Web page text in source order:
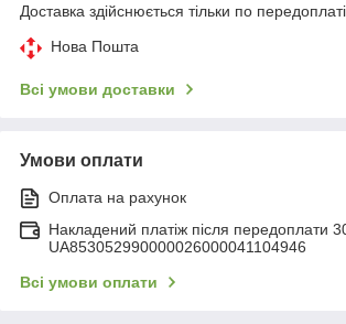
Доставка здійснюється тільки по передоплаті.
Нова Пошта
Всі умови доставки
Умови оплати
Оплата на рахунок
Накладений платіж після передоплати
UA853052990000026000041104946
Всі умови оплати